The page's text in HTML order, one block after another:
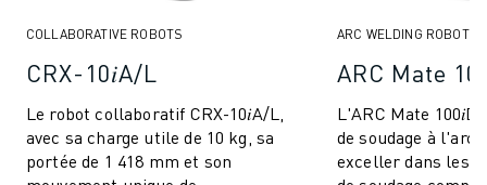
COLLABORATIVE ROBOTS
CRX-10𝑖A/L
Le robot collaboratif CRX-10𝑖A/L,
avec sa charge utile de 10 kg, sa
portée de 1 418 mm et son
ARC WELDING ROBOTS
ARC Mate
L'ARC Mate
de soudage à l'arc
exceller dans les